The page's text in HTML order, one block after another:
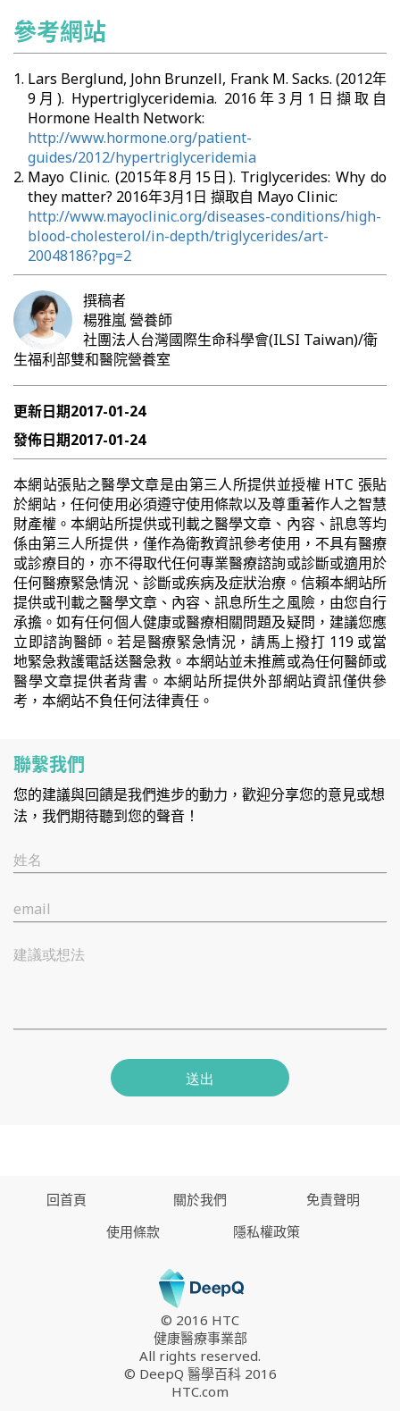
參考網站
Lars Berglund, John Brunzell, Frank M. Sacks. (2012年
9月). Hypertriglyceridemia. 2016年3月1日擷取自
Hormone Health Network:
http://www.hormone.org/patient-
guides/2012/hypertriglyceridemia
Mayo Clinic. (2015年8月15日). Triglycerides: Why do
they matter? 2016年3月1日 擷取自 Mayo Clinic:
http://www.mayoclinic.org/diseases-conditions/high-
blood-cholesterol/in-depth/triglycerides/art-
20048186?pg=2
撰稿者
楊雅嵐 營養師
社團法人台灣國際生命科學會(ILSI Taiwan)/衛
生福利部雙和醫院營養室
更新日期2017-01-24
發佈日期2017-01-24
本網站張貼之醫學文章是由第三人所提供並授權 HTC 張貼
於網站，任何使用必須遵守使用條款以及尊重著作人之智慧
財產權。本網站所提供或刊載之醫學文章、內容、訊息等均
係由第三人所提供，僅作為衛教資訊參考使用，不具有醫療
或診療目的，亦不得取代任何專業醫療諮詢或診斷或適用於
任何醫療緊急情況、診斷或疾病及症狀治療。信賴本網站所
提供或刊載之醫學文章、內容、訊息所生之風險，由您自行
承擔。如有任何個人健康或醫療相關問題及疑問，建議您應
立即諮詢醫師。若是醫療緊急情況，請馬上撥打 119 或當
地緊急救護電話送醫急救。本網站並未推薦或為任何醫師或
醫學文章提供者背書。本網站所提供外部網站資訊僅供參
考，本網站不負任何法律責任。
聯繫我們
您的建議與回饋是我們進步的動力，歡迎分享您的意見或想
法，我們期待聽到您的聲音！
姓名
email
建議或想法
送出
回首頁 關於我們
免責聲明
使用條款
隱私權政策
© 2016 HTC
健康醫療事業部
All rights reserved.
© DeepQ 醫學百科 2016
HTC.com